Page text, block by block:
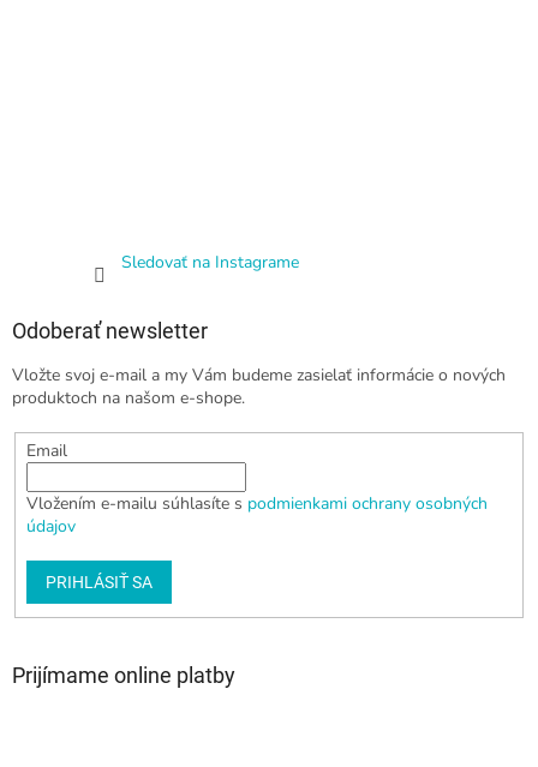
Sledovať na Instagrame
Odoberať newsletter
Vložte svoj e-mail a my Vám budeme zasielať informácie o nových
produktoch na našom e-shope.
Email
Vložením e-mailu súhlasíte s podmienkami ochrany osobných
údajov
PRIHLÁSIŤ SA
Prijímame online platby